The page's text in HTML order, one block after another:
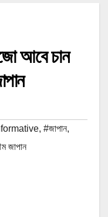
আবে চান
, #জাপান,
জাপান